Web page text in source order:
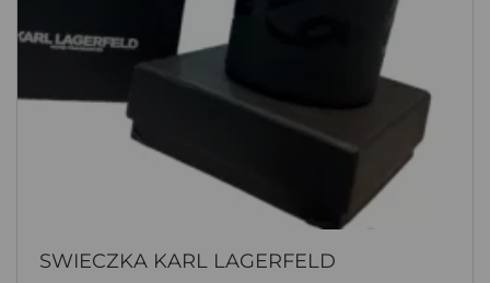
SWIECZKA KARL LAGERFELD